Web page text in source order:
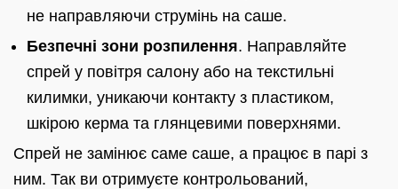
не направляючи струмінь на саше.
Безпечні зони розпилення. Направляйте
спрей у повітря салону або на текстильні
килимки, уникаючи контакту з пластиком,
шкірою керма та глянцевими поверхнями.
Спрей не замінює саме саше, а працює в парі з
ним. Так ви отримуєте контрольований,